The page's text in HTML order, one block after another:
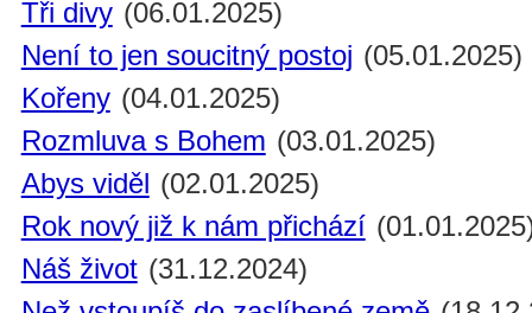
Tři divy (06.01.2025)
Není to jen soucitný postoj (05.01.2025)
Kořeny (04.01.2025)
Rozmluva s Bohem (03.01.2025)
Abys viděl (02.01.2025)
Rok nový již k nám přichází
Náš život (31.12.2024)